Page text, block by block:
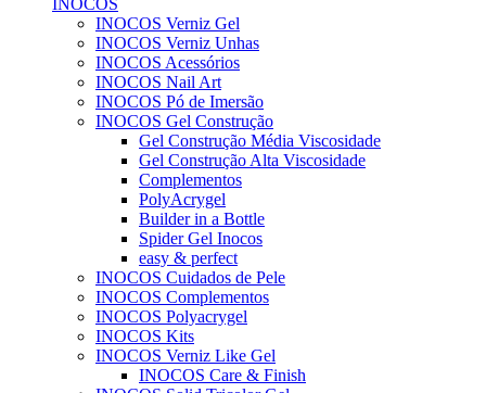
INOCOS
INOCOS Verniz Gel
INOCOS Verniz Unhas
INOCOS Acessórios
INOCOS Nail Art
INOCOS Pó de Imersão
INOCOS Gel Construção
Gel Construção Média Viscosidade
Gel Construção Alta Viscosidade
Complementos
PolyAcrygel
Builder in a Bottle
Spider Gel Inocos
easy & perfect
INOCOS Cuidados de Pele
INOCOS Complementos
INOCOS Polyacrygel
INOCOS Kits
INOCOS Verniz Like Gel
INOCOS Care & Finish